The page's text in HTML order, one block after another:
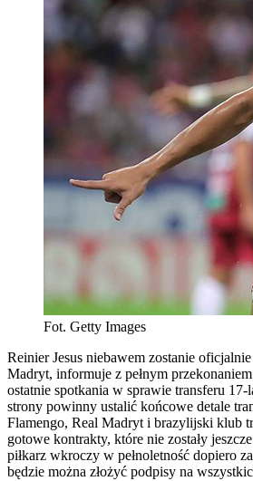
Fot. Getty Images
Reinier Jesus niebawem zostanie
Madryt, informuje z pełnym przekonaniem
ostatnie spotkania w sprawie transferu
strony powinny ustalić końcowe detale
Flamengo, Real Madryt i brazylijski klub
gotowe kontrakty, które nie zostały
piłkarz wkroczy w pełnoletność dopiero
będzie można złożyć podpisy na